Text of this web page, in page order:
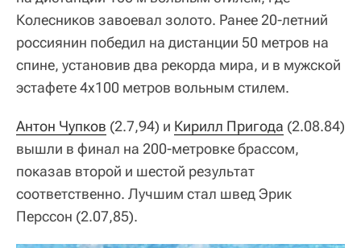
Колесников завоевал золото. Ранее 20-летний
россиянин победил на дистанции 50 метров на
спине, установив два рекорда мира, и в мужской
эстафете 4х100 метров вольным стилем.
Антон Чупков (2.7,94) и Кирилл Пригода (2.08.84)
вышли в финал на 200-метровке брассом,
показав второй и шестой результат
соответственно. Лучшим стал швед Эрик
Перссон (2.07,85).